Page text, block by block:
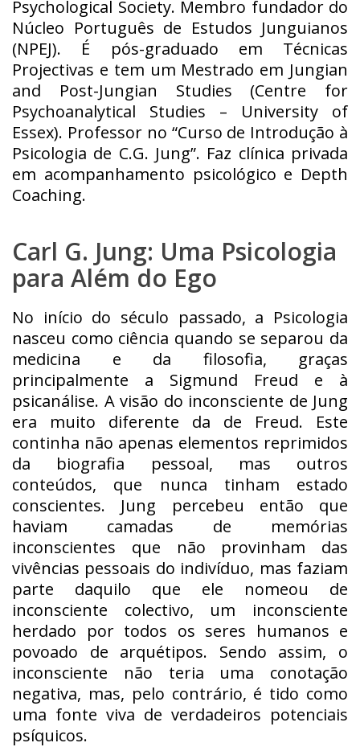
Psychological Society. Membro fundador do
Núcleo Português de Estudos Junguianos
(NPEJ). É pós-graduado em Técnicas
Projectivas e tem um Mestrado em Jungian
and Post-Jungian Studies (Centre for
Psychoanalytical Studies – University of
Essex). Professor no “Curso de Introdução à
Psicologia de C.G. Jung”. Faz clínica privada
em acompanhamento psicológico e Depth
Coaching.
Carl G. Jung: Uma Psicologia
para Além do Ego
No início do século passado, a Psicologia
nasceu como ciência quando se separou da
medicina e da filosofia, graças
principalmente a Sigmund Freud e à
psicanálise. A visão do inconsciente de Jung
era muito diferente da de Freud. Este
continha não apenas elementos reprimidos
da biografia pessoal, mas outros
conteúdos, que nunca tinham estado
conscientes. Jung percebeu então que
haviam camadas de memórias
inconscientes que não provinham das
vivências pessoais do indivíduo, mas faziam
parte daquilo que ele nomeou de
inconsciente colectivo, um inconsciente
herdado por todos os seres humanos e
povoado de arquétipos. Sendo assim, o
inconsciente não teria uma conotação
negativa, mas, pelo contrário, é tido como
uma fonte viva de verdadeiros potenciais
psíquicos.